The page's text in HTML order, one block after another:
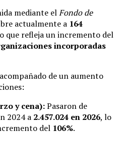
mediante elFondo de
actualmente a 164
que refleja un incremento del
incorporadas
de un aumento
y cena):Pasaron de
2024 a 2.457.024 en 2026, lo
del 106%.